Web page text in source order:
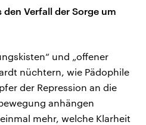
Verfall der Sorge um
und „offener
nüchtern, wie Pädophile
der Repression an die
anhängen
mehr, welche Klarheit